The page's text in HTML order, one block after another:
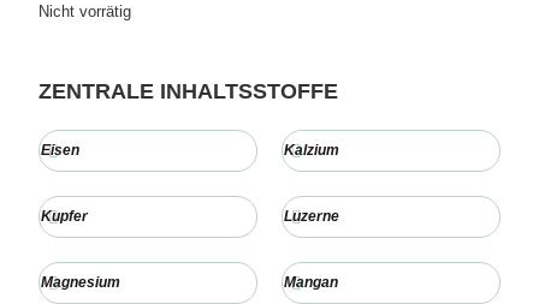
Nicht vorrätig
ZENTRALE INHALTSSTOFFE
Eisen Kalzium
Kupfer Luzerne
Magnesium Mangan